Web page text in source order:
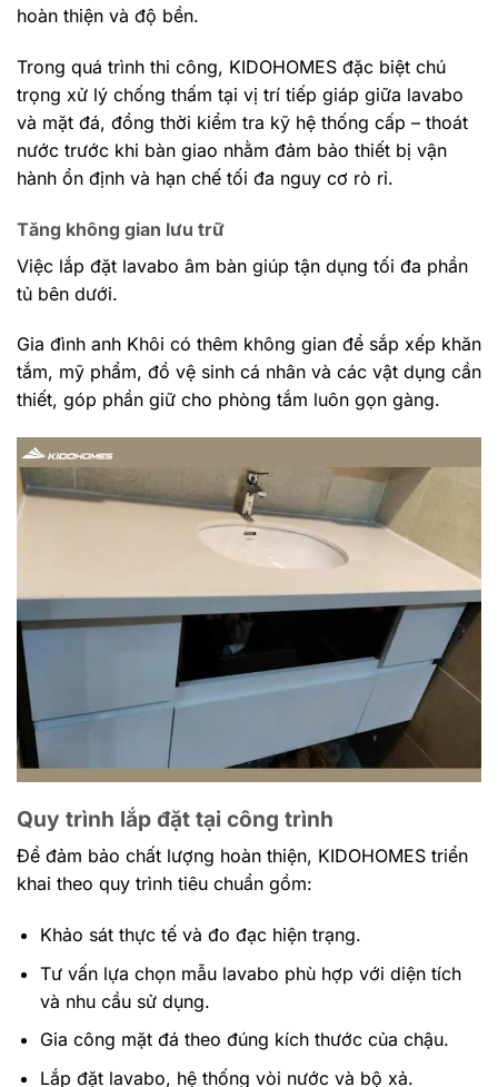
hoàn thiện và độ bền.
Trong quá trình thi công, KIDOHOMES đặc biệt chú
trọng xử lý chống thấm tại vị trí tiếp giáp giữa lavabo
và mặt đá, đồng thời kiểm tra kỹ hệ thống cấp – thoát
nước trước khi bàn giao nhằm đảm bảo thiết bị vận
hành ổn định và hạn chế tối đa nguy cơ rò rỉ.
Tăng không gian lưu trữ
Việc lắp đặt lavabo âm bàn giúp tận dụng tối đa phần
tủ bên dưới.
Gia đình anh Khôi có thêm không gian để sắp xếp khăn
tắm, mỹ phẩm, đồ vệ sinh cá nhân và các vật dụng cần
thiết, góp phần giữ cho phòng tắm luôn gọn gàng.
Quy trình lắp đặt tại công trình
Để đảm bảo chất lượng hoàn thiện, KIDOHOMES triển
khai theo quy trình tiêu chuẩn gồm:
Khảo sát thực tế và đo đạc hiện trạng.
Tư vấn lựa chọn mẫu lavabo phù hợp với diện tích
và nhu cầu sử dụng.
Gia công mặt đá theo đúng kích thước của chậu.
Lắp đặt lavabo, hệ thống vòi nước và bộ xả.